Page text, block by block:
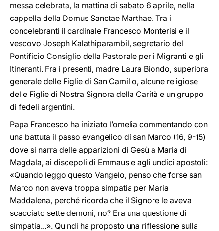
messa celebrata, la mattina di sabato 6 aprile, nella
cappella della Domus Sanctae Marthae. Tra i
concelebranti il cardinale Francesco Monterisi e il
vescovo Joseph Kalathiparambil, segretario del
Pontificio Consiglio della Pastorale per i Migranti e gli
Itineranti. Fra i presenti, madre Laura Biondo, superiora
generale delle Figlie di San Camillo, alcune religiose
delle Figlie di Nostra Signora della Carità e un gruppo
di fedeli argentini.
Papa Francesco ha iniziato l’omelia commentando con
una battuta il passo evangelico di san Marco (16, 9-15)
dove si narra delle apparizioni di Gesù a Maria di
Magdala, ai discepoli di Emmaus e agli undici apostoli:
«Quando leggo questo Vangelo, penso che forse san
Marco non aveva troppa simpatia per Maria
Maddalena, perché ricorda che il Signore le aveva
scacciato sette demoni, no? Era una questione di
simpatia...». Quindi ha proposto una riflessione sulla